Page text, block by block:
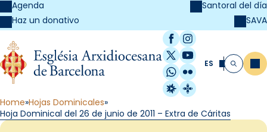
Agenda
Haz un donativo
Santoral del día
SAVA
Facebook
Instagram
X / Twitter
YouTube
WhatsApp
Flickr
Radio Estel
Catalunya
ES Buscar
Home Hojas Dominicales
Hoja Dominical del 26 de junio de 2011 – Extra de Cáritas